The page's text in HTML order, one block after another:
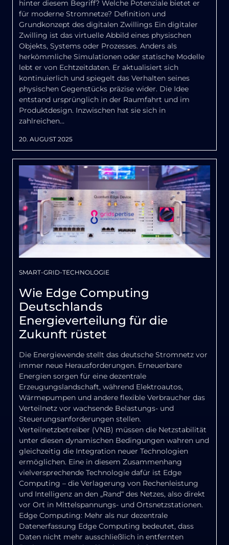
für moderne Stromnetze? Definition und
Grundkonzept des digitalen Zwillings Ein digitaler
Zwilling ist das virtuelle Abbild eines physischen
Objekts, Systems oder Prozesses. Anders als
herkömmliche Simulationen oder statische Modelle
lebt er von Echtzeitdaten. Er aktualisiert sich
kontinuierlich und spiegelt das Verhalten seines
physischen Gegenstücks präzise wider. Die Idee
entstand ursprünglich in der Raumfahrt und im
Produktdesign. Inzwischen hat sie sich in
zahlreichen…
20. AUGUST 2025
SMART-GRID-TECHNOLOGIE
Wie Edge Computing
Deutschlands
Energieverteilung für die
Zukunft rüstet
Die Energiewende stellt das deutsche Stromnetz vor
immer neue Herausforderungen. Erneuerbare
Energien sorgen für eine dezentrale
Erzeugungslandschaft, während Elektroautos,
Wärmepumpen und andere flexible Verbraucher das
Verteilnetz vor wachsende Belastungs- und
Steuerungsanforderungen stellen.
Verteilnetzbetreiber (VNB) müssen die Netzstabilität
unter diesen dynamischen Bedingungen wahren und
gleichzeitig die Integration neuer Technologien
ermöglichen. Eine in diesem Zusammenhang
vielversprechende Technologie dafür ist Edge
Computing – die Verlagerung von Rechenleistung
und Intelligenz an den „Rand“ des Netzes, also direkt
vor Ort in Mittelspannungs- und Ortsnetzstationen.
Edge Computing: Mehr als nur dezentrale
Datenerfassung Edge Computing bedeutet, dass
Daten nicht mehr ausschließlich in entfernten